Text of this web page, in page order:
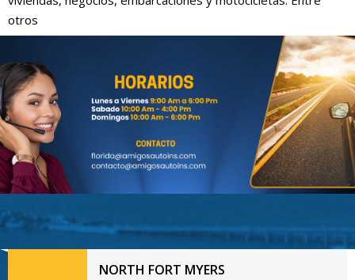
otros
NORTH FORT MYERS